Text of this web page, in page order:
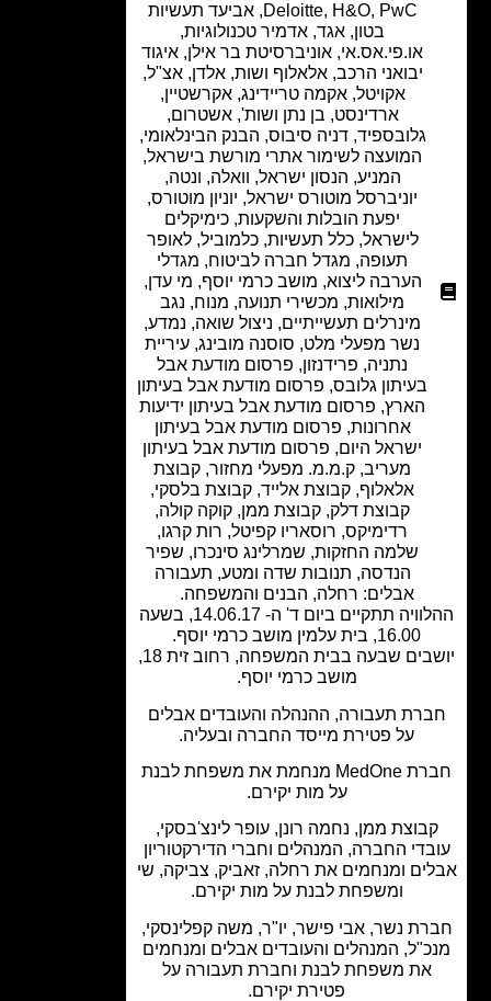
Deloitte ,H&O
,אביעד תעשיות
אגד,אדמיר טכנולוגיות,
או.פי.אס.אי,אוניברסיטת בר אילן ,איגוד
יבואני הרכב,אלאלוף ושות,אלדן,אצ"ל,
,אקמה טריידינג,אקרשטיין,
ארדינסט, בן נתן ושות',אשטרום,
גלובספיד,דניה סיבוס, הבנק הבינלאומי,
המועצה לשימור אתרי מורשת בישראל ,
הנסון ישראל, וואלה,ונטה,
יוניברסל מוטורס ישראל, יוניון מוטורס
יפעת הובלות והשקעות,כימיקלים
,כלל תעשיות ,כלמוביל,לאופר
מגדל חברה לביטוח,מגדלי
הערבה ליצוא,מושב כרמי יוסף,מי עדן,
מילואות ,מכשירי תנועה, מנוח,נגב
מינרלים תעשייתיים,ניצול שואה,נמדע,
נשר מפעלי מלט,סוסנה מובינג, עיריית
פרידנזון ,פרסום מודעת אבל
בעיתון גלובס, פרסום מודעת אבל בעיתון
פרסום מודעת אבל בעיתון ידיעות
אחרונות,פרסום מודעת אבל בעיתון
ישראל היום,פרסום מודעת אבל בעיתון
ק.מ.מ. מפעלי מחזור, קבוצת
,קבוצת אלייד,קבוצת בלסקי,
קבוצת דלק,קבוצת ממן,קוקה קולה,
רדימיקס,רוסאריו קפיטל, רות קרגו,
שלמה החזקות ,שמרלינג סינכרו, שפיר
,תנובות שדה ומטע,תעבורה
אבלים: רחלה, הבנים והמשפחה.
ההלוויה תתקיים ביום ד' ה- 14.06.17, בשעה
יושבים שבעה בבית המשפחה, רחוב זית 18,
מושב כרמי יוסף.
תעבורה, ההנהלה והעובדים אבלים
על פטירת מייסד החברה ובעליה.
חברת MedOne מנחמת את משפחת לבנת
על מות יקירם.
ממן, נחמה רונן, עופר לינצ'בסקי,
החברה, המנהלים וחברי הדירקטוריון
ומנחמים את רחלה, זאביק, צביקה, שי
ומשפחת לבנת על מות יקירם.
נשר, אבי פישר, יו"ר, משה קפלינסקי,
המנהלים והעובדים אבלים ומנחמים
את משפחת לבנת וחברת תעבורה על
פטירת יקירם.